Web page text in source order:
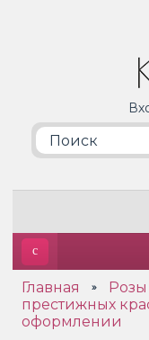
Главная » Розы
престижных
оформлении